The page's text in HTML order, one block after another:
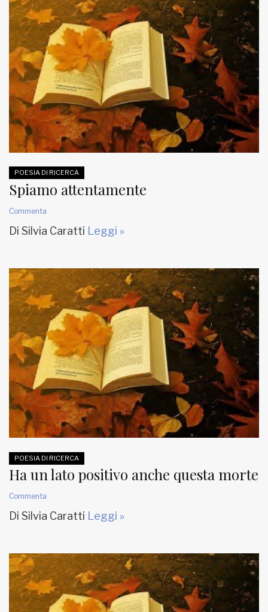
POESIA DI RICERCA
Spiamo attentamente
Commenta
Di Silvia Caratti Leggi »
POESIA DI RICERCA
Ha un lato positivo anche questa morte
Commenta
Di Silvia Caratti Leggi »